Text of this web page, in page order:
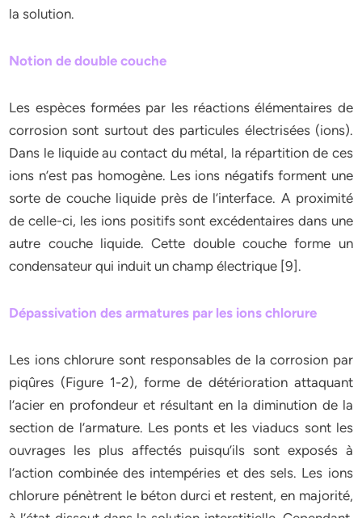
la solution.
Notion de double couche
Les espèces formées par les réactions élémentaires de
corrosion sont surtout des particules électrisées (ions).
Dans le liquide au contact du métal, la répartition de ces
ions n’est pas homogène. Les ions négatifs forment une
sorte de couche liquide près de l’interface. A proximité
de celle-ci, les ions positifs sont excédentaires dans une
autre couche liquide. Cette double couche forme un
condensateur qui induit un champ électrique [9].
Dépassivation des armatures par les ions chlorure
Les ions chlorure sont responsables de la corrosion par
piqûres (Figure 1-2), forme de détérioration attaquant
l’acier en profondeur et résultant en la diminution de la
section de l’armature. Les ponts et les viaducs sont les
ouvrages les plus affectés puisqu’ils sont exposés à
l’action combinée des intempéries et des sels. Les ions
chlorure pénètrent le béton durci et restent, en majorité,